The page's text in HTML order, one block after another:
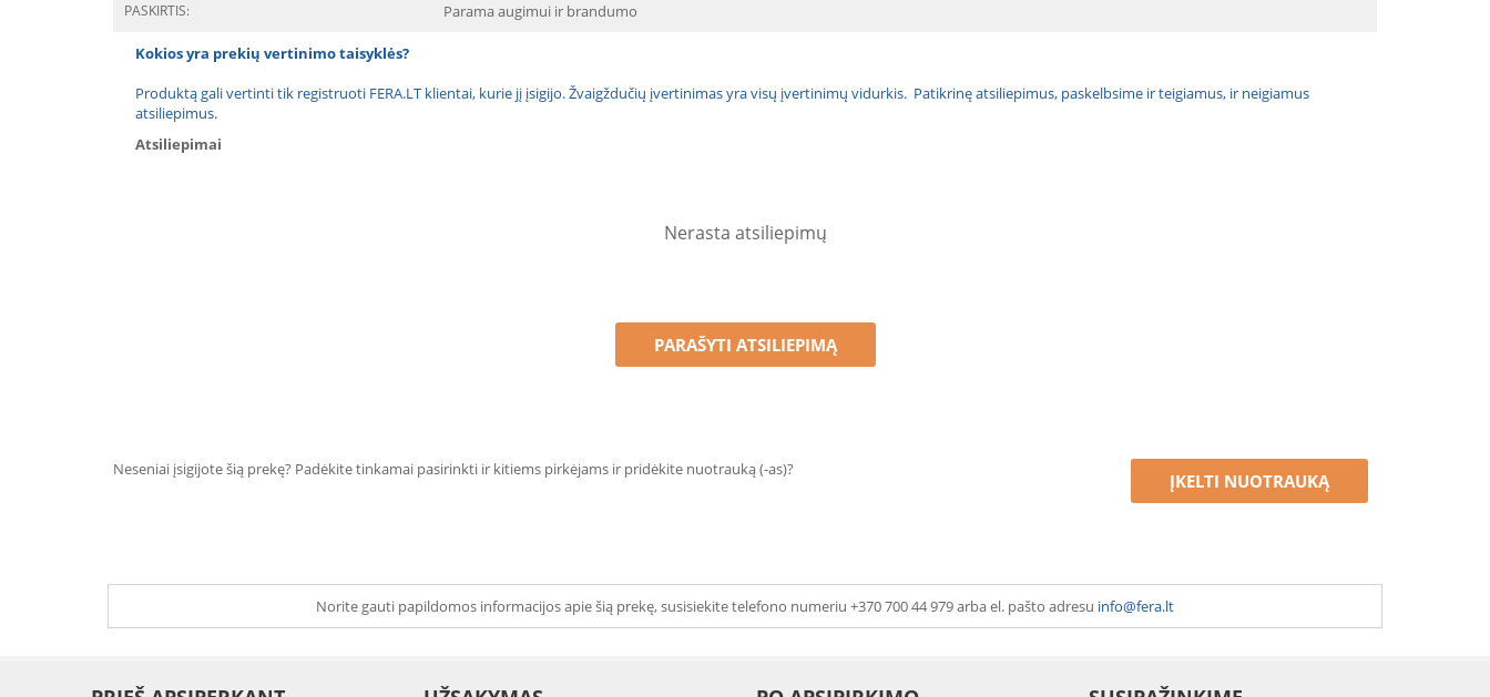
PASKIRTIS: Parama augimui ir brandumo
Kokios yra prekių vertinimo taisyklės?
Produktą gali vertinti tik registruoti FERA.LT klientai, kurie jį įsigijo. Žvaigždučių įvertinimas yra visų įvertinimų vidurkis. Patikrinę atsiliepimus, paskelbsime ir teigiamus, ir neigiamus
atsiliepimus.
Atsiliepimai
Nerasta atsiliepimų
PARAŠYTI ATSILIEPIMĄ
Neseniai įsigijote šią prekę? Padėkite tinkamai pasirinkti ir kitiems pirkėjams ir pridėkite nuotrauką (-as)?
ĮKELTI NUOTRAUKĄ
Norite gauti papildomos informacijos apie šią prekę, susisiekite telefono numeriu +370 700 44 979 arba el. pašto adresu info@fera.lt